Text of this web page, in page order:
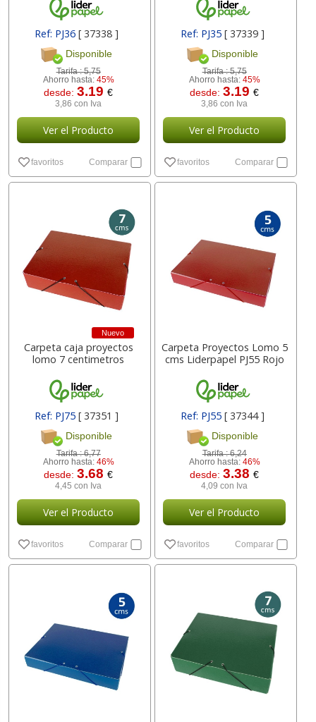
Ref: PJ36 [ 37338 ]
Disponible
Tarifa :5,75
Ahorro hasta: 45%
desde:3.19€
3,86 con Iva
Ver el Producto
favoritos Comparar
Ref: PJ35 [ 37339 ]
Disponible
Tarifa :5,75
Ahorro hasta: 45%
desde:3.19€
3,86 con Iva
Ver el Producto
favoritos Comparar
Nuevo
Carpeta caja proyectos
lomo 7 centimetros
Ref: PJ75 [ 37351 ]
Disponible
Tarifa :6,77
Ahorro hasta: 46%
desde:3.68€
4,45 con Iva
Ver el Producto
favoritos Comparar
Carpeta Proyectos Lomo 5
cms Liderpapel PJ55 Rojo
Ref: PJ55 [ 37344 ]
Disponible
Tarifa :6,24
Ahorro hasta: 46%
desde:3.38€
4,09 con Iva
Ver el Producto
favoritos Comparar